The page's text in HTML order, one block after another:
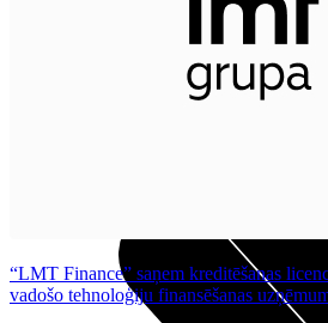
Maksas un tarifi Latvijā
Maksas un tarifi
LMT Kartes iespējas
“LMT Finance” saņem kreditēšanas
vadošo tehnoloģiju finansēšanas